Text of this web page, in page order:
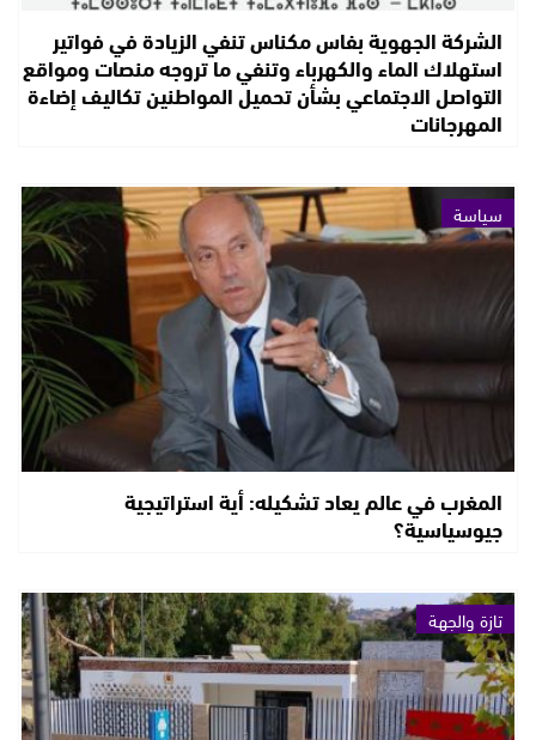
الشركة الجهوية بفاس مكناس تنفي الزيادة في فواتير
استهلاك الماء والكهرباء وتنفي ما تروجه منصات ومواقع
التواصل الاجتماعي بشأن تحميل المواطنين تكاليف إضاءة
المهرجانات
سياسة
المغرب في عالم يعاد تشكيله: أية استراتيجية
جيوسياسية؟
تازة والجهة